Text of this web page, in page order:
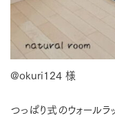
@okuri124 様
つっぱり式のウォール